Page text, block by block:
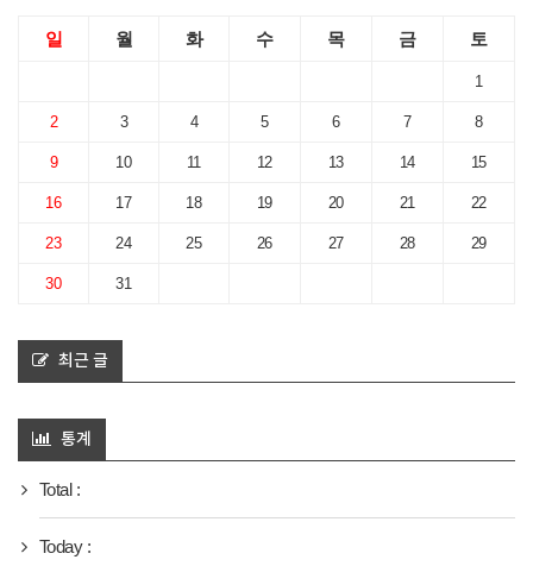
일 월 화 수 목 금 토
1
2 3 4 5 6 7 8
9 10 11 12 13 14 15
16 17 18 19 20 21 22
23 24 25 26 27 28 29
30 31
최근 글
통계
Total :
Today :